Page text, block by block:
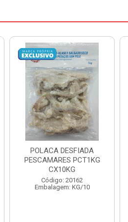
POSTA CORVINA PACOTE
1KG PESCAMARES CX
15KG
Código: 22469
Embalagem: KG/15